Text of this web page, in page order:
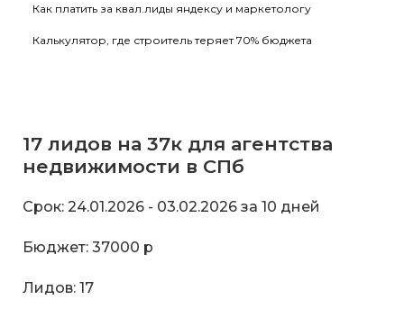
Как платить за квал.лиды яндексу и маркетологу
Калькулятор, где строитель теряет 70% бюджета
17 лидов на 37к для агентства
недвижимости в СПб
Срок: 24.01.2026 - 03.02.2026 за 10 дней
Бюджет: 37000 р
Лидов: 17